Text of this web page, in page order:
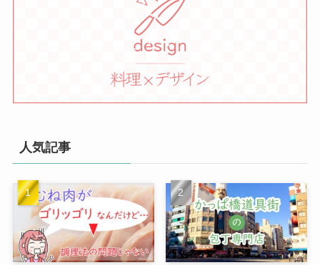
人気記事